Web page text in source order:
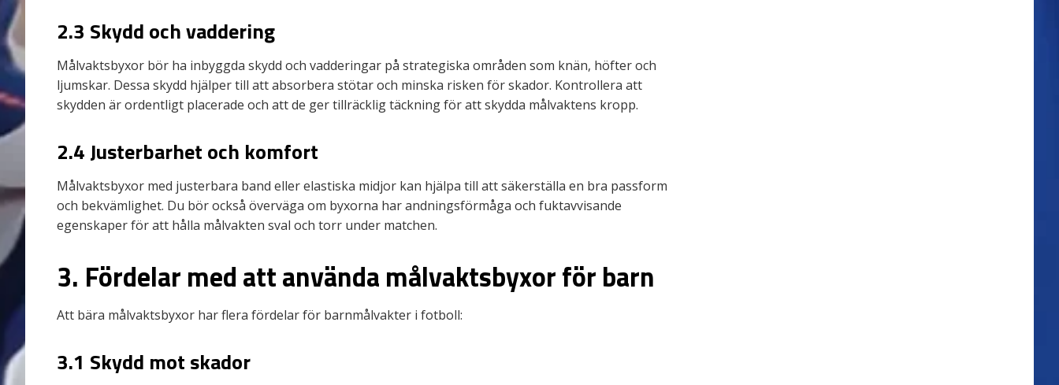
2.3 Skydd och vaddering
Målvaktsbyxor bör ha inbyggda skydd och vadderingar på strategiska områden som knän, höfter och
ljumskar. Dessa skydd hjälper till att absorbera stötar och minska risken för skador. Kontrollera att
skydden är ordentligt placerade och att de ger tillräcklig täckning för att skydda målvaktens kropp.
2.4 Justerbarhet och komfort
Målvaktsbyxor med justerbara band eller elastiska midjor kan hjälpa till att säkerställa en bra passform
och bekvämlighet. Du bör också överväga om byxorna har andningsförmåga och fuktavvisande
egenskaper för att hålla målvakten sval och torr under matchen.
3. Fördelar med att använda målvaktsbyxor för barn
Att bära målvaktsbyxor har flera fördelar för barnmålvakter i fotboll:
3.1 Skydd mot skador